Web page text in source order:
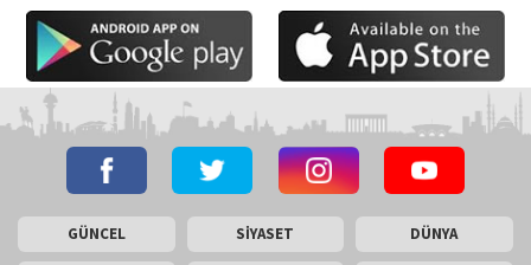
GÜNCEL SİYASET DÜNYA